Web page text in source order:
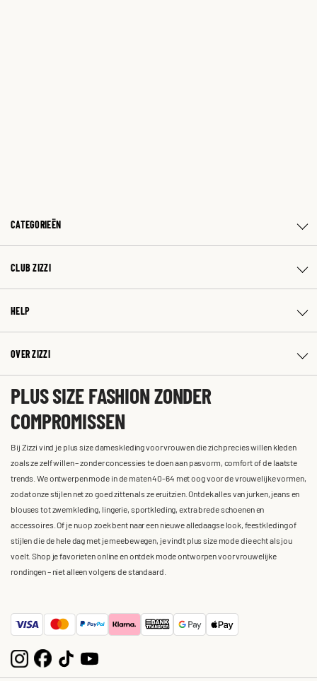
CATEGORIEËN
CLUB ZIZZI
HELP
OVER ZIZZI
PLUS SIZE FASHION ZONDER
COMPROMISSEN
Bij Zizzi vind je plus size dameskleding voor vrouwen die zich precies willen kleden
zoals ze zelf willen – zonder concessies te doen aan pasvorm, comfort of de laatste
trends. We ontwerpen mode in de maten 40-64 met oog voor de vrouwelijke vormen,
zodat onze stijlen net zo goed zitten als ze eruitzien. Ontdek alles van jurken, jeans en
blouses tot zwemkleding, lingerie, sportkleding, extra brede schoenen en
accessoires. Of je nu op zoek bent naar een nieuwe alledaagse look, feestkleding of
stijlen die de hele dag met je meebewegen, je vindt plus size mode die echt als jou
voelt. Shop je favorieten online en ontdek mode ontworpen voor vrouwelijke
rondingen – niet alleen volgens de standaard.